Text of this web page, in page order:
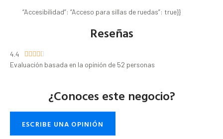
“Accesibilidad”: “Acceso para sillas de ruedas”: true}}
Reseñas
4.4 
Evaluación basada en la opinión de 52 personas
¿Conoces este negocio?
ESCRIBE UNA OPINIÓN